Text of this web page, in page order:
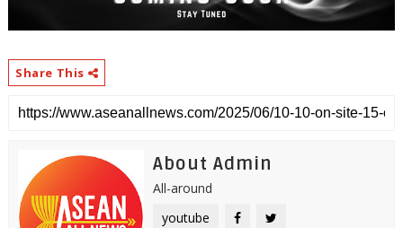
Share This
About Admin
All-around
youtube